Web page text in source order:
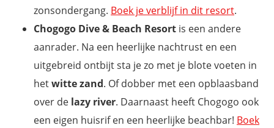
zonsondergang. Boek je verblijf in dit resort.
Chogogo Dive & Beach Resort is een andere
aanrader. Na een heerlijke nachtrust en een
uitgebreid ontbijt sta je zo met je blote voeten in
hetwitte zand. Of dobber met een opblaasband
over de lazy river. Daarnaast heeft Chogogo ook
een eigen huisrif en een heerlijke beachbar! Boek